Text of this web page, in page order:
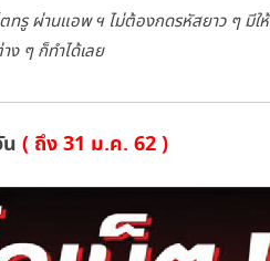
ทรู ผ่านแอพ ฯ ไม่ต้องกดรหัสยาว ๆ มีใ
ง ๆ ก็ทำได้เลย
( ถึง 31 ม.ค. 62 )